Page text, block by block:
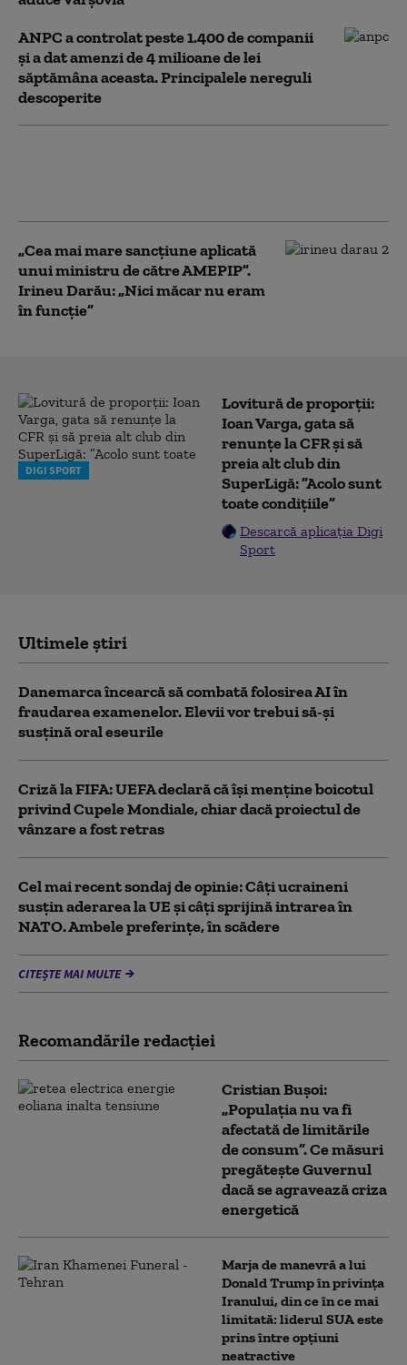
ANPC a controlat peste 1.400 de companii
și a dat amenzi de 4 milioane de lei
săptămâna aceasta. Principalele nereguli
descoperite
„Cea mai mare sancțiune aplicată
unui ministru de către AMEPIP”.
Irineu Darău: „Nici măcar nu eram
în funcție”
DIGI SPORT
Lovitură de proporții:
Ioan Varga, gata să
renunțe la CFR și să
preia alt club din
SuperLigă: ”Acolo sunt
toate condițiile”
Descarcă aplicația Digi
Sport
Ultimele știri
Danemarca încearcă să combată folosirea AI în
fraudarea examenelor. Elevii vor trebui să-şi
susţină oral eseurile
Criză la FIFA: UEFA declară că îşi menţine boicotul
privind Cupele Mondiale, chiar dacă proiectul de
vânzare a fost retras
Cel mai recent sondaj de opinie: Câți ucraineni
susțin aderarea la UE și câți sprijină intrarea în
NATO. Ambele preferințe, în scădere
CITEȘTE MAI MULTE
Recomandările redacţiei
Cristian Bușoi:
„Populația nu va fi
afectată de limitările
de consum”. Ce măsuri
pregătește Guvernul
dacă se agravează criza
energetică
Marja de manevră a lui
Donald Trump în privința
Iranului, din ce în ce mai
limitată: liderul SUA este
prins între opțiuni
neatractive